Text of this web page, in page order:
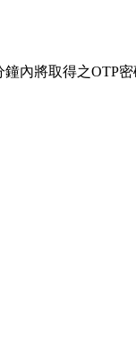
鐘內將取得之OTP